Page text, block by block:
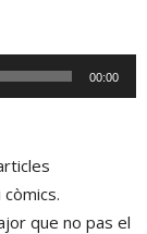
00:00
que no pas el